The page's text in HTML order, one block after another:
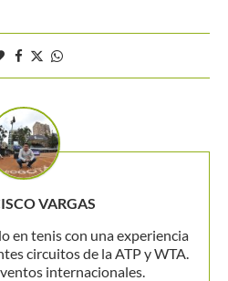
VARGAS
en tenis con una experiencia
circuitos de la ATP y WTA.
internacionales.